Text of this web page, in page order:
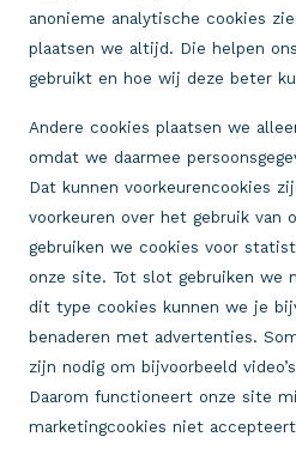
anonieme analytische cookies
plaatsen we altijd. Die helpen
gebruikt en hoe wij deze beter
Andere cookies plaatsen we
omdat we daarmee
Dat kunnen voorkeurencookies
voorkeuren over het gebruik van
gebruiken we cookies voor
onze site. Tot slot gebruiken we
dit type cookies kunnen we je
benaderen met advertenties.
zijn nodig om bijvoorbeeld
Daarom functioneert onze site
marketingcookies niet